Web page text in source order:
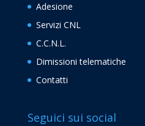
Adesione
Servizi CNL
C.C.N.L.
Dimissioni telematiche
Contatti
Seguici sui social